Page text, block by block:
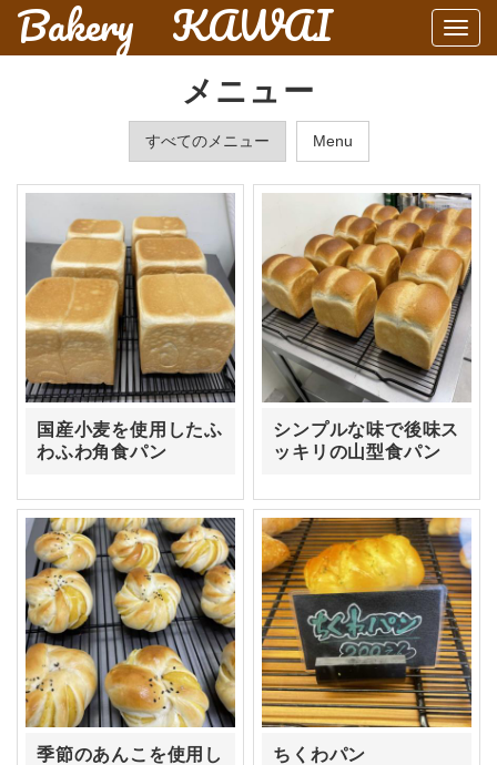
Bakery KAWAI
メニュー
すべてのメニュー Menu
国産小麦を使用したふ
わふわ角食パン
シンプルな味で後味ス
ッキリの山型食パン
季節のあんこを使用し
ちくわパン